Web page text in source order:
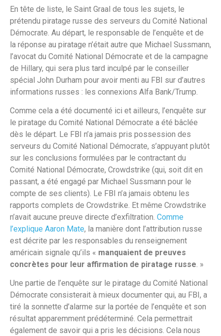
En tête de liste, le Saint Graal de tous les sujets, le
prétendu piratage russe des serveurs du Comité National
Démocrate. Au départ, le responsable de l’enquête et de
la réponse au piratage n’était autre que Michael Sussmann,
l’avocat du Comité National Démocrate et de la campagne
de Hillary, qui sera plus tard inculpé par le conseiller
spécial John Durham pour avoir menti au FBI sur d’autres
informations russes : les connexions Alfa Bank/Trump.
Comme cela a été documenté ici et ailleurs, l’enquête sur
le piratage du Comité National Démocrate a été bâclée
dès le départ. Le FBI n’a jamais pris possession des
serveurs du Comité National Démocrate, s’appuyant plutôt
sur les conclusions formulées par le contractant du
Comité National Démocrate, Crowdstrike (qui, soit dit en
passant, a été engagé par Michael Sussmann pour le
compte de ses clients). Le FBI n’a jamais obtenu les
rapports complets de Crowdstrike. Et même Crowdstrike
n’avait aucune preuve directe d’exfiltration. Comme
l’explique Aaron Mate, la manière dont l’attribution russe
est décrite par les responsables du renseignement
américain signale qu’ils « manquaient de preuves
concrètes pour leur affirmation de piratage russe. »
Une partie de l’enquête sur le piratage du Comité National
Démocrate consisterait à mieux documenter qui, au FBI, a
tiré la sonnette d’alarme sur la portée de l’enquête et son
résultat apparemment prédéterminé. Cela permettrait
également de savoir qui a pris les décisions. Cela nous